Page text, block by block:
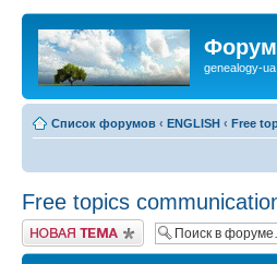
genealogy-
Список форумов ‹ ENGLISH ‹ Free
Free topics
Новая тема